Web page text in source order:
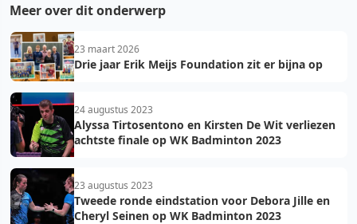
Meer over dit onderwerp
23 maart 2026
Drie jaar Erik Meijs Foundation zit er bijna op
24 augustus 2023
Alyssa Tirtosentono en Kirsten De Wit verliezen
achtste finale op WK Badminton 2023
23 augustus 2023
Tweede ronde eindstation voor Debora Jille en
Cheryl Seinen op WK Badminton 2023